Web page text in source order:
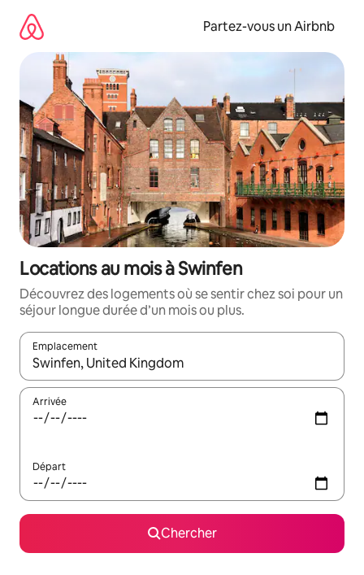
directement
contenu
Partez-vous un Airbnb
Locations au mois à Swinfen
Découvrez des logements où se sentir chez soi pour un
séjour longue durée d’un mois ou plus.
Emplacement
Quand les résultats sont affichés, parcourez-les en utilisant
Arrivée
Départ
Chercher